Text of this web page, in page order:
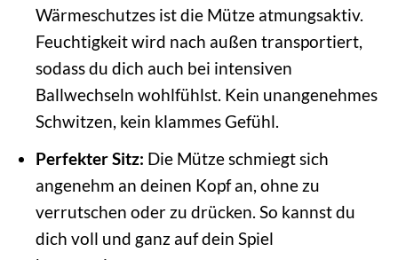
Wärmeschutzes ist die Mütze atmungsaktiv.
Feuchtigkeit wird nach außen transportiert,
sodass du dich auch bei intensiven
Ballwechseln wohlfühlst. Kein unangenehmes
Schwitzen, kein klammes Gefühl.
Perfekter Sitz: Die Mütze schmiegt sich
angenehm an deinen Kopf an, ohne zu
verrutschen oder zu drücken. So kannst du
dich voll und ganz auf dein Spiel